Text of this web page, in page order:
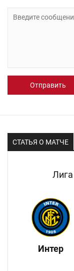
Отправить
СТАТЬЯ О МАТЧЕ
Интер